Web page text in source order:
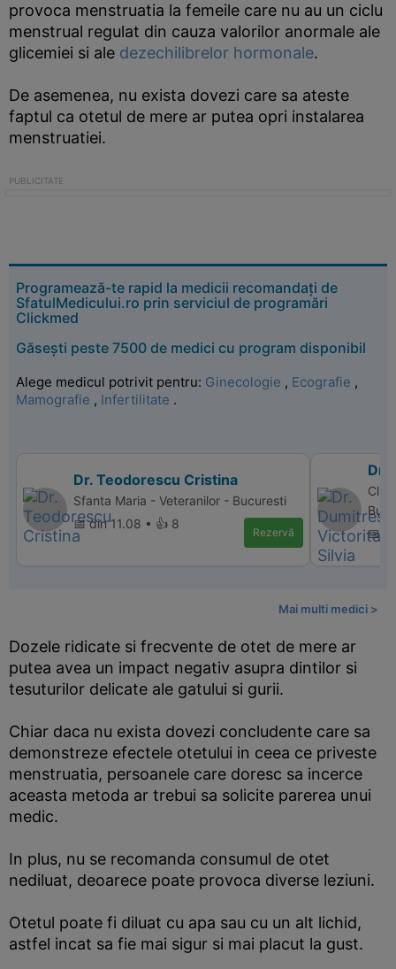
provoca menstruatia la femeile care nu au un ciclu
menstrual regulat din cauza valorilor anormale ale
glicemiei si ale dezechilibrelor hormonale.
De asemenea, nu exista dovezi care sa ateste
faptul ca otetul de mere ar putea opri instalarea
menstruatiei.
Programează-te rapid la medicii recomandați de
SfatulMedicului.ro prin serviciul de programări
Clickmed
Găsești peste 7500 de medici cu program disponibil
Alege medicul potrivit pentru: Ginecologie , Ecografie ,
Mamografie , Infertilitate .
Dr. Teodorescu Cristina
Sfanta Maria - Veteranilor - Bucuresti
📅 din 11.08 • 👍 8
Rezervă
Dr.
📅
Mai multi medici >
Dozele ridicate si frecvente de otet de mere ar
putea avea un impact negativ asupra dintilor si
tesuturilor delicate ale gatului si gurii.
Chiar daca nu exista dovezi concludente care sa
demonstreze efectele otetului in ceea ce priveste
menstruatia, persoanele care doresc sa incerce
aceasta metoda ar trebui sa solicite parerea unui
medic.
In plus, nu se recomanda consumul de otet
nediluat, deoarece poate provoca diverse leziuni.
Otetul poate fi diluat cu apa sau cu un alt lichid,
astfel incat sa fie mai sigur si mai placut la gust.